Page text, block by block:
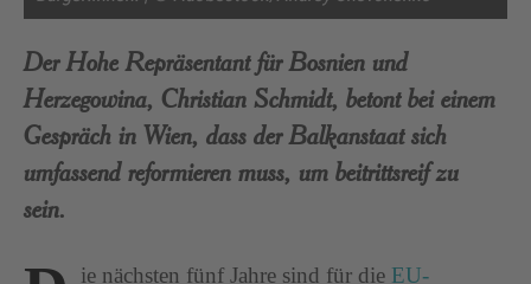
Der Hohe Repräsentant für Bosnien und
Herzegowina, Christian Schmidt, betont bei einem
Gespräch in Wien, dass der Balkanstaat sich
umfassend reformieren muss, um beitrittsreif zu
sein.
ie nächsten fünf Jahre sind für die EU-